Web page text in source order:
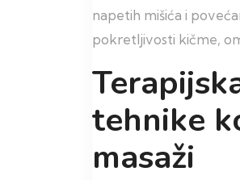
napetih mišića i
pokretljivosti kičme,
tehnike
masaži